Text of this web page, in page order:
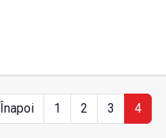
Înapoi 1 2 3 4